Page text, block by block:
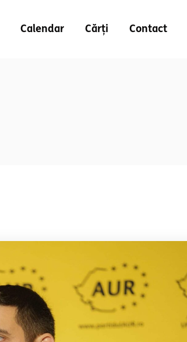
Calendar Cărți Contact